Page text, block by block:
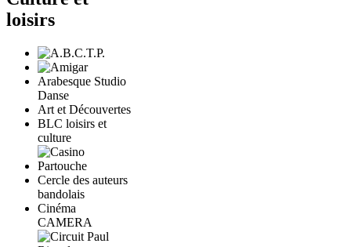
loisirs
Arabesque Studio
Danse
Art et Découvertes
BLC loisirs et
culture
Cercle des auteurs
bandolais
Cinéma
CAMERA